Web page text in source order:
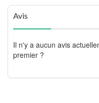
Avis
Il n'y a aucun avis
premier ?